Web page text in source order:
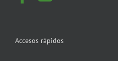
Accesos rápidos